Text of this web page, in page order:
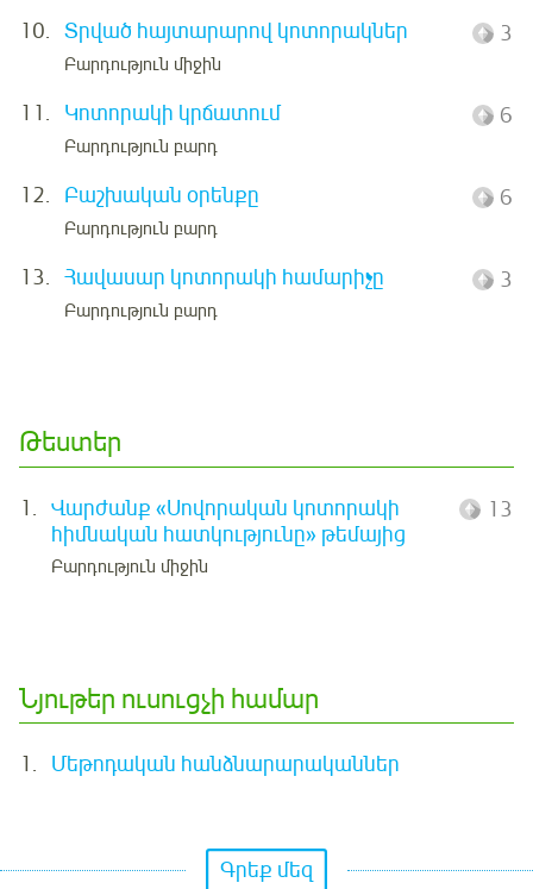
10. Տրված հայտարարով կոտորակներ
Բարդություն միջին
3
11. Կոտորակի կրճատում
Բարդություն բարդ
6
12. Բաշխական օրենքը
Բարդություն բարդ
6
13. Հավասար կոտորակի համարիչը
Բարդություն բարդ
3
Թեստեր
1. Վարժանք «Սովորական կոտորակի
հիմնական հատկությունը» թեմայից
Բարդություն միջին
13
Նյութեր ուսուցչի համար
1. Մեթոդական հանձնարարականներ
Գրեք մեզ